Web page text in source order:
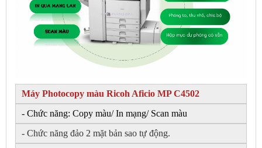
Máy Photocopy màu Ricoh Aficio MP C4502
- Chức năng: Copy màu/ In mạng/ Scan màu
- Chức năng đảo 2 mặt bản sao tự động.